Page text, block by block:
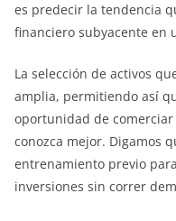
es predecir la tendencia
financiero subyacente en
La selección de activos
amplia, permitiendo así
oportunidad de
conozca mejor. Digamos
entrenamiento previo
inversiones sin correr